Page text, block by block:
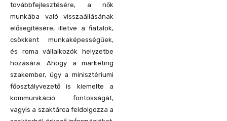
továbbfejlesztésére, a nők
munkába való visszaállásának
elősegítésére, illetve a fiatalok,
csökkent munkaképességűek,
és roma vállalkozók helyzetbe
hozására. Ahogy a marketing
szakember, úgy a minisztériumi
főosztályvezető is kiemelte a
kommunikáció fontosságát,
vagyis a szaktárca feldolgozza a